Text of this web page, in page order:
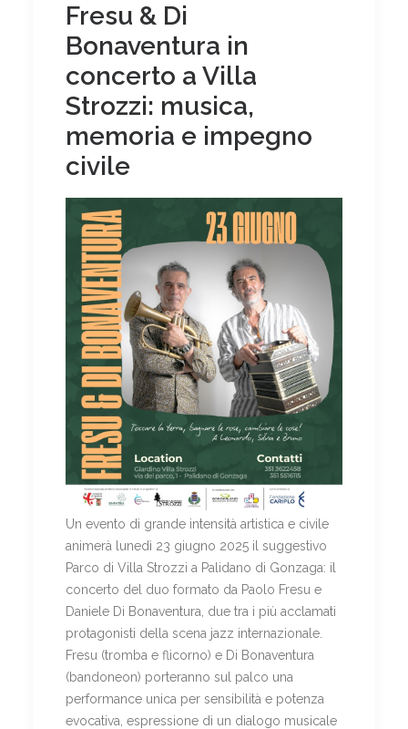
Fresu & Di
Bonaventura in
concerto a Villa
Strozzi: musica,
memoria e impegno
civile
Un evento di grande intensità artistica e civile
animerà lunedì 23 giugno 2025 il suggestivo
Parco di Villa Strozzi a Palidano di Gonzaga: il
concerto del duo formato da Paolo Fresu e
Daniele Di Bonaventura, due tra i più acclamati
protagonisti della scena jazz internazionale.
Fresu (tromba e flicorno) e Di Bonaventura
(bandoneon) porteranno sul palco una
performance unica per sensibilità e potenza
evocativa, espressione di un dialogo musicale